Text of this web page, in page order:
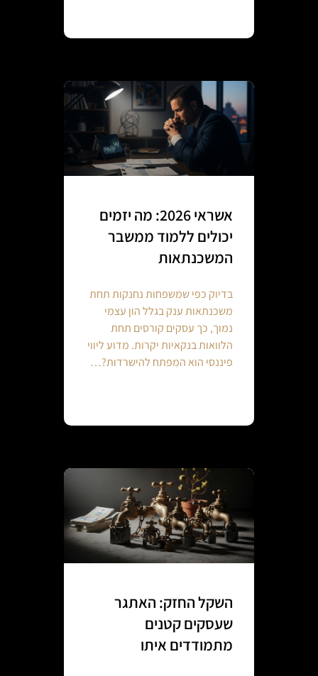
אשראי 2026: מה יזמים
יכולים ללמוד ממשבר
המשכנתאות
בדיוק כפי שמשפחות נחנקות תחת
משכנתאות ענק בגלל הון עצמי
נמוך, כך עסקים קורסים תחת
הלוואות בנקאיות יקרות. מדוע ליווי
פיננסי הוא המפתח להישרדות?…
השקל החזק: האתגר
שעסקים קטנים
מתמודדים איתו